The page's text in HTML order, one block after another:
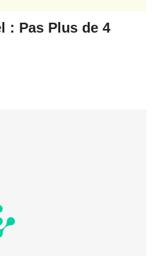
: Pas Plus de 4